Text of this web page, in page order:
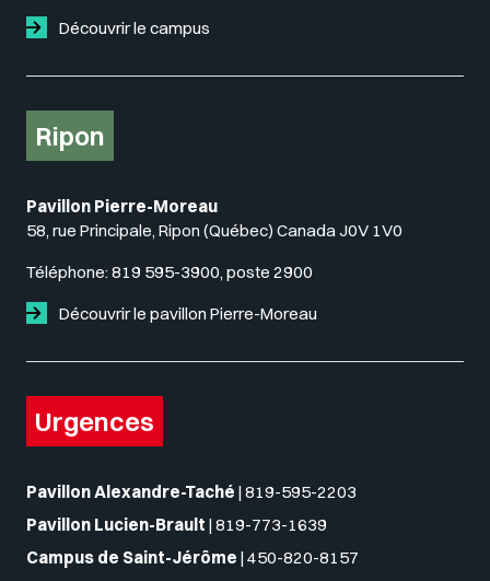
Découvrir le campus
Ripon
Pavillon Pierre-Moreau
58, rue Principale, Ripon (Québec) Canada J0V 1V0
Téléphone: 819 595-3900, poste 2900
Découvrir le pavillon Pierre-Moreau
Urgences
Pavillon Alexandre-Taché | 819-595-2203
Pavillon Lucien-Brault | 819-773-1639
Campus de Saint-Jérôme | 450-820-8157